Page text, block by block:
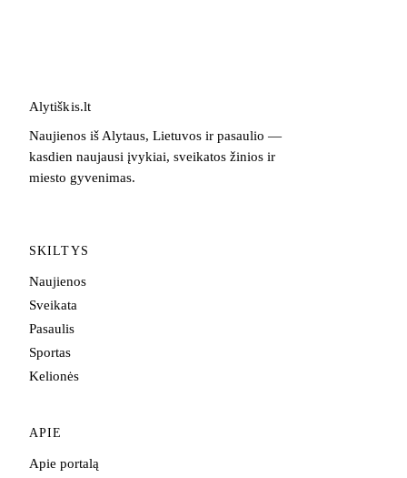
Alytiškis.lt
Naujienos iš Alytaus, Lietuvos ir pasaulio —
kasdien naujausi įvykiai, sveikatos žinios ir
miesto gyvenimas.
SKILTYS
Naujienos
Sveikata
Pasaulis
Sportas
Kelionės
APIE
Apie portalą